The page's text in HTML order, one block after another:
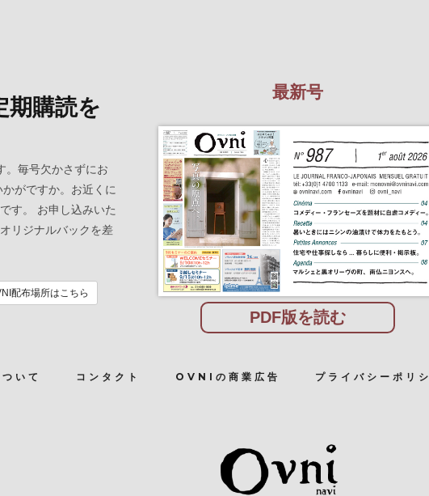
期購読を
。毎号欠かさずにお
がですか。お近くに
す。 お申し込みいた
リジナルバックを差
配布場所はこちら
最新号
PDF版を読む
いて コンタクト OVNIの商業広告 プライバシーポリシ